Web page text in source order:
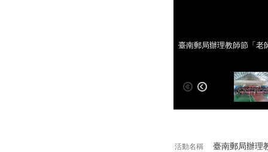
臺南郵局辦理教師節「老
臺南郵局辦理教師節「老
活動名稱 臺南郵局辦理